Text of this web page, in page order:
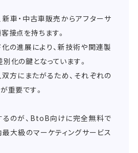
車・中古車販売からアフターサ
接点を持ちます。
の進展により、新技術や関連製
化の鍵となっています。
方にまたがるため、それぞれの
重要です。
るのが、BtoB向けに完全無料で
大級のマーケティングサービス